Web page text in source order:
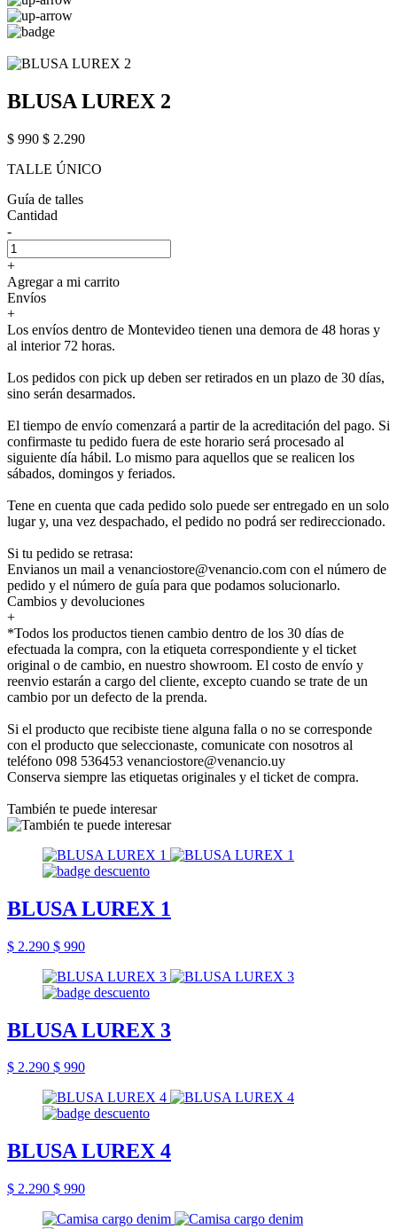
BLUSA LUREX 2
$ 990 $ 2.290
TALLE ÚNICO
Guía de talles
Cantidad
-
+
Agregar a mi carrito
Envíos
+
Los envíos dentro de Montevideo tienen una demora de 48 horas y
al interior 72 horas.
Los pedidos con pick up deben ser retirados en un plazo de 30 días,
sino serán desarmados.
El tiempo de envío comenzará a partir de la acreditación del pago. Si
confirmaste tu pedido fuera de este horario será procesado al
siguiente día hábil. Lo mismo para aquellos que se realicen los
sábados, domingos y feriados.
Tene en cuenta que cada pedido solo puede ser entregado en un solo
lugar y, una vez despachado, el pedido no podrá ser redireccionado.
Si tu pedido se retrasa:
Envianos un mail a venanciostore@venancio.com con el número de
pedido y el número de guía para que podamos solucionarlo.
Cambios y devoluciones
+
*Todos los productos tienen cambio dentro de los 30 días de
efectuada la compra, con la etiqueta correspondiente y el ticket
original o de cambio, en nuestro showroom. El costo de envío y
reenvio estarán a cargo del cliente, excepto cuando se trate de un
cambio por un defecto de la prenda.
Si el producto que recibiste tiene alguna falla o no se corresponde
con el producto que seleccionaste, comunicate con nosotros al
teléfono 098 536453 venanciostore@venancio.uy
Conserva siempre las etiquetas originales y el ticket de compra.
También te puede interesar
BLUSA LUREX 1
$ 2.290 $ 990
BLUSA LUREX 3
$ 2.290 $ 990
BLUSA LUREX 4
$ 2.290 $ 990